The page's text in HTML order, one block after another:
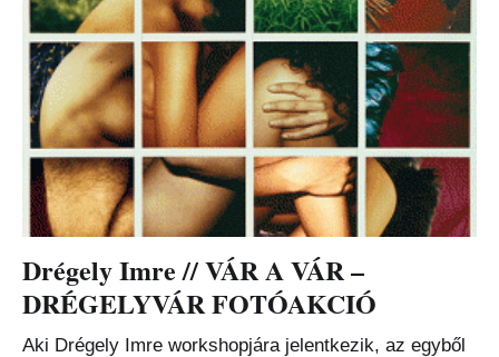
Drégely Imre // VÁR A VÁR –
DRÉGELYVÁR FOTÓAKCIÓ
Aki Drégely Imre workshopjára jelentkezik, az egyből